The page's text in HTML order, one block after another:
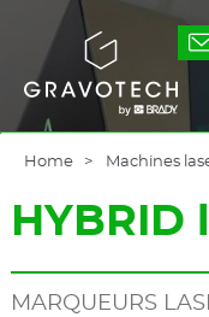
main
content
Gravotech
Home Machines
HYBRID
MARQUEURS